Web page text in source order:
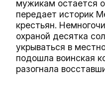
мужикам остается
передает историк
крестьян.
охраной десятка
укрываться в
подошла воинская
разогнала